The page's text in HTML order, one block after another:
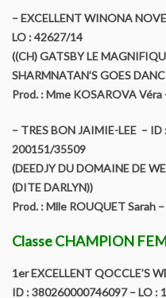
– EXCELLENT WINONA
LO : 42627/14
((CH) GATSBY LE
SHARMNATAN’S GOES
Prod. : Mme KOSAROVA
– TRES BON JAIMIE-LEE –
200151/35509
(DEEDJY DU DOMAINE DE
(DITE DARLYN))
Prod. : Mlle ROUQUET Sarah
Classe CHAMPION
1er EXCELLENT QOCCLE’S
ID : 380260000746097 – LO :